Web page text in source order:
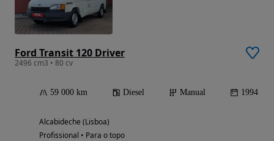
Ford Transit 120 Driver
2496 cm3 • 80 cv
59 000 km Diesel Manual 1994
Alcabideche (Lisboa)
Profissional • Para o topo